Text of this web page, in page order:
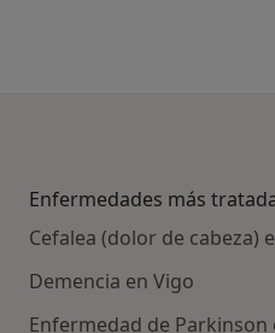
Enfermedades más
Cefalea (dolor de cabeza)
Demencia en Vigo
Enfermedad de Parkinson